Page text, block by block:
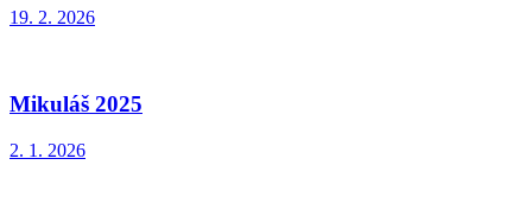
19. 2. 2026
Mikuláš 2025
2. 1. 2026